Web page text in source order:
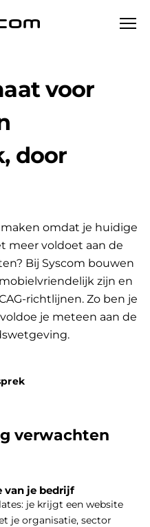
voor
door
omdat je huidige
meer voldoet aan de
Bij Syscom bouwen
zijn en
richtlijnen. Zo ben je
je meteen aan de
verwachten
van je bedrijf
je krijgt een website
je organisatie, sector